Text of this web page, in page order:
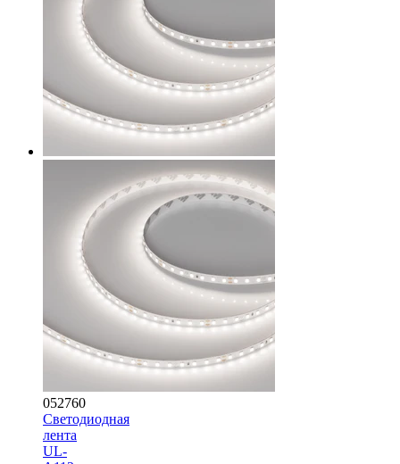
052760
Светодиодная
лента
UL-